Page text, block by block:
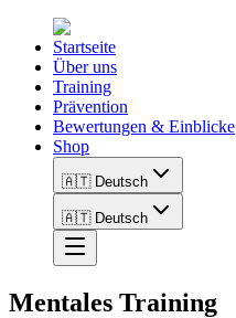
Startseite
Über uns
Training
Prävention
Bewertungen & Einblicke
Shop
🇦🇹 Deutsch
🇦🇹 Deutsch
Mentales Training